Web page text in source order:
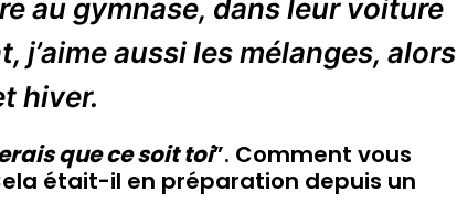
au gymnase, dans leur voiture
j’aime aussi les mélanges, alors
hiver.
que ce soit toi”. Comment vous
était-il en préparation depuis un